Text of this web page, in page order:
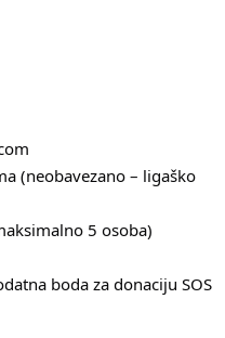
(neobavezano – ligaško
5 osoba)
boda za donaciju SOS